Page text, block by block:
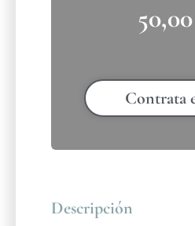
50,00
Contrata
Descripción